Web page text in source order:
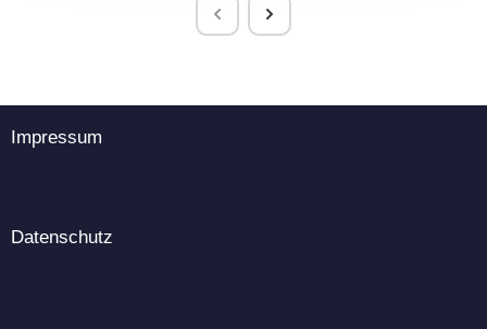
Impressum
Datenschutz